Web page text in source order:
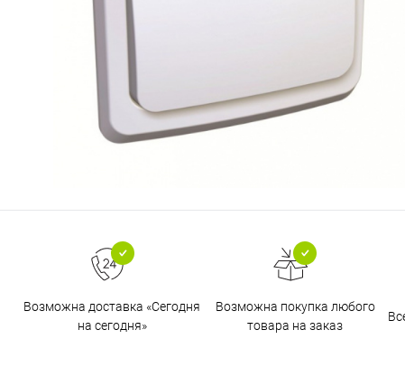
Возможна доставка «Сегодня
на сегодня»
Возможна покупка любого
товара на заказ